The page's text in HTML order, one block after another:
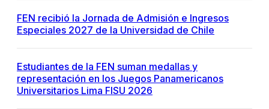
FEN recibió la Jornada de Admisión e Ingresos
Especiales 2027 de la Universidad de Chile
Estudiantes de la FEN suman medallas y
representación en los Juegos Panamericanos
Universitarios Lima FISU 2026